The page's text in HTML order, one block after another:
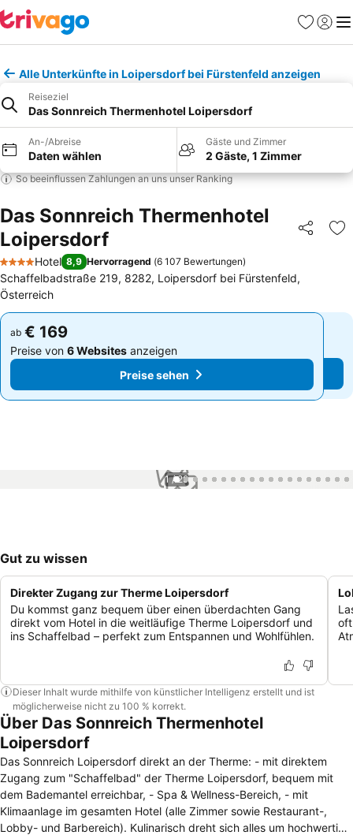
Favoriten
Alle Unterkünfte in Loipersdorf bei Fürstenfeld anzeigen
Reiseziel
Das Sonnreich Thermenhotel Loipersdorf
An-/Abreise
Daten wählen
Gäste und Zimmer
2 Gäste, 1 Zimmer
So beeinflussen Zahlungen an uns unser Ranking
Das Sonnreich Thermenhotel
Loipersdorf
Teilen
4 Sterne
Hotel 8,9 Hervorragend (6 107 Bewertungen)
Schaffelbadstraße 219, 8282, Loipersdorf bei Fürstenfeld,
Österreich
ab € 169
Preise von 6 Websitesanzeigen
Preise sehen
ab € 169
Preise von 6 Websites anzeigen
Preise sehen
1 / 29
Gut zu wissen
Direkter Zugang zur Therme Loipersdorf
Du kommst ganz bequem über einen überdachten Gang
direkt vom Hotel in die weitläufige Therme Loipersdorf und
ins Schaffelbad – perfekt zum Entspannen und Wohlfühlen.
Dieser Inhalt wurde mithilfe von künstlicher Intelligenz erstellt und ist
möglicherweise nicht zu 100 % korrekt.
Über Das Sonnreich Thermenhotel
Loipersdorf
Das Sonnreich Loipersdorf direkt an der Therme: - mit direktem
Zugang zum "Schaffelbad" der Therme Loipersdorf, bequem mit
dem Bademantel erreichbar, - Spa & Wellness-Bereich, - mit
Klimaanlage im gesamten Hotel (alle Zimmer sowie Restaurant-,
Lobby- und Barbereich). Kulinarisch dreht sich alles um hochwertige